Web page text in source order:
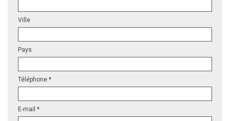
Ville
Pays
Téléphone *
E-mail *